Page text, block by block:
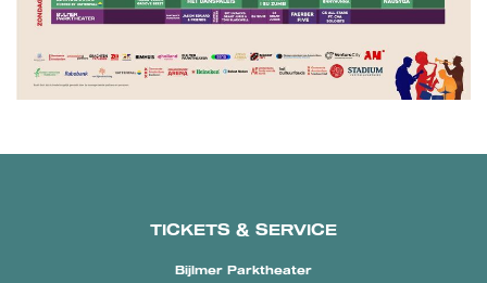
TICKETS & SERVICE
Bijlmer Parktheater